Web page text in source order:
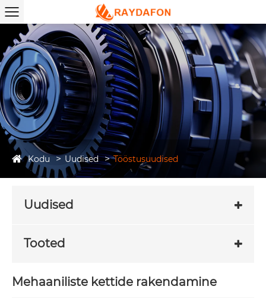
Kodu Uudised Tööstusuudised
Uudised
Tooted
Mehaaniliste kettide rakendamine